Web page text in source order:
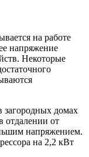
на работе
напряжение
Некоторые
загородных домах
отдалении от
напряжением.
на 2,2 кВт